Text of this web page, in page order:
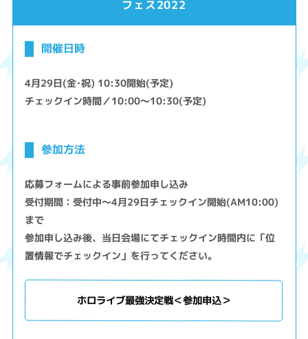
フェス2022
開催日時
4月29日(金･祝) 10:30開始(予定)
チェックイン時間／10:00～10:30(予定)
参加方法
応募フォームによる事前参加申し込み
受付期間：受付中～4月29日チェックイン開始(AM10:00)
まで
参加申し込み後、当日会場にてチェックイン時間内に「位
置情報でチェックイン」を行ってください。
ホロライブ最強決定戦＜参加申込＞